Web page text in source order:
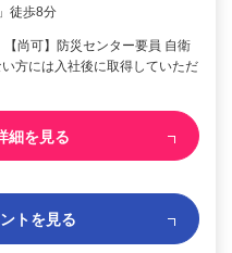
徒歩8分
尚可】防災センター要員 自衛
方には入社後に取得していただ
細を見る
トを見る